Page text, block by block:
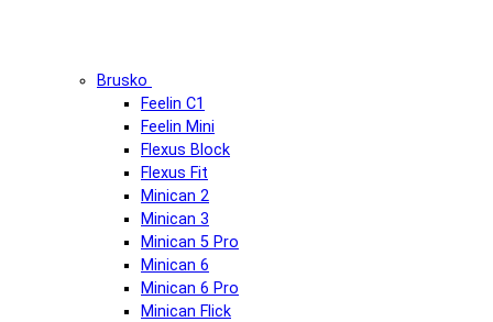
Brusko
Feelin C1
Feelin Mini
Flexus Block
Flexus Fit
Minican 2
Minican 3
Minican 5 Pro
Minican 6
Minican 6 Pro
Minican Flick